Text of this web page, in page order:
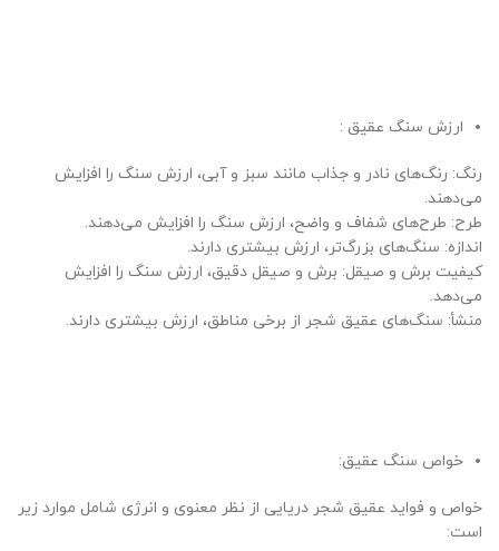
ارزش سنگ عقیق :
رنگ: رنگ‌های نادر و جذاب مانند سبز و آبی، ارزش سنگ را افزایش
می‌دهند.
طرح: طرح‌های شفاف و واضح، ارزش سنگ را افزایش می‌دهند.
اندازه: سنگ‌های بزرگ‌تر، ارزش بیشتری دارند.
کیفیت برش و صیقل: برش و صیقل دقیق، ارزش سنگ را افزایش
می‌دهد.
منشأ: سنگ‌های عقیق شجر از برخی مناطق، ارزش بیشتری دارند.
خواص سنگ عقیق:
خواص و فواید عقیق شجر دریایی از نظر معنوی و انرژی شامل موارد زیر
است: